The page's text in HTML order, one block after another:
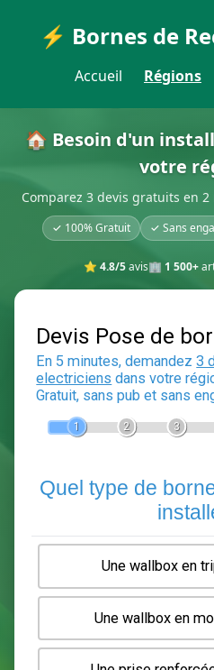
⚡ Bornes de
Accueil Régions
🏠 Besoin d'un
votre
Comparez 3 devis gratuits en
✓ 100% Gratuit ✓ Sans
⭐ 4.8/5avis🏢 1 500+
Devis Pose
En 5 minutes,
Gratuit, sans pub et
2
Quel type de